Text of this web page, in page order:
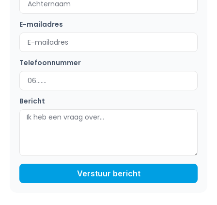
E-mailadres
Telefoonnummer
Bericht
Verstuur bericht